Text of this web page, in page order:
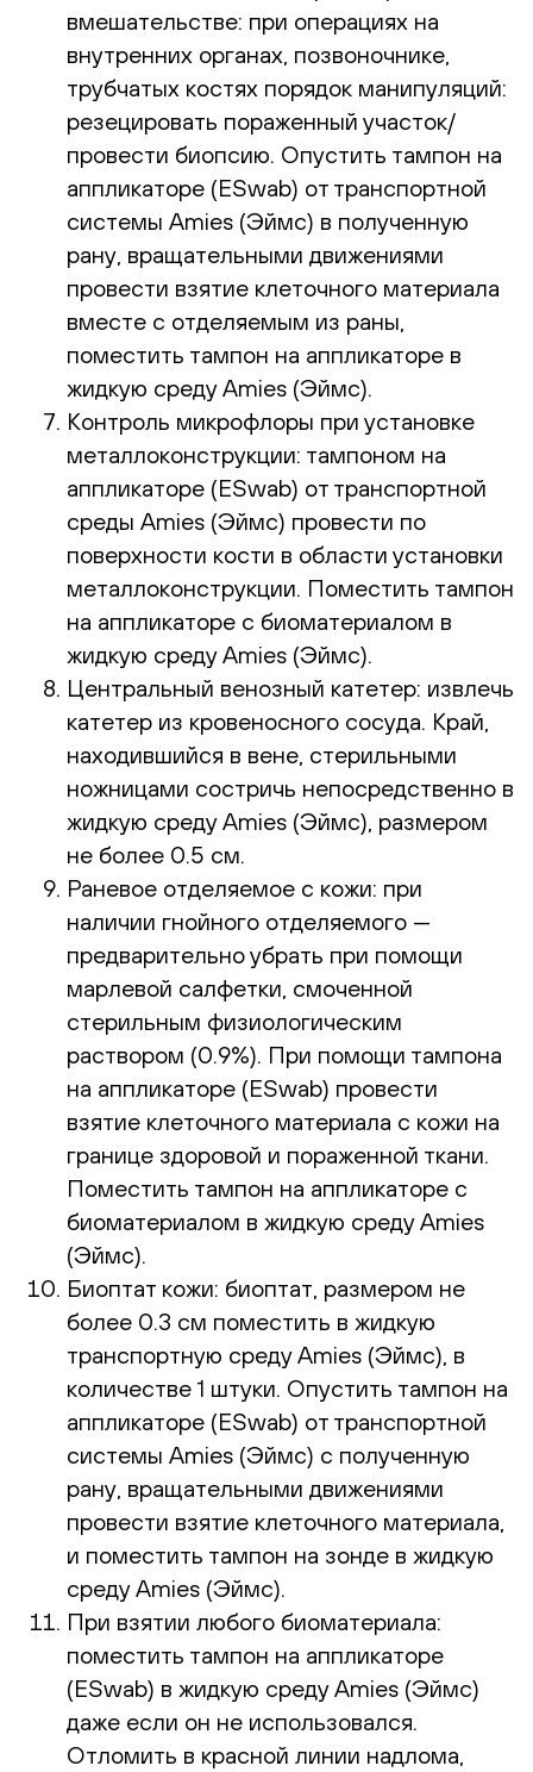
вмешательстве: при операциях на
внутренних органах, позвоночнике,
трубчатых костях порядок манипуляций:
резецировать пораженный участок/
провести биопсию. Опустить тампон на
аппликаторе (ESwab) от транспортной
системы Amies (Эймс) в полученную
рану, вращательными движениями
провести взятие клеточного материала
вместе с отделяемым из раны,
поместить тампон на аппликаторе в
жидкую среду Amies (Эймс).
Контроль микрофлоры при установке
металлоконструкции: тампоном на
аппликаторе (ESwab) от транспортной
среды Amies (Эймс) провести по
поверхности кости в области установки
металлоконструкции. Поместить тампон
на аппликаторе с биоматериалом в
жидкую среду Amies (Эймс).
Центральный венозный катетер: извлечь
катетер из кровеносного сосуда. Край,
находившийся в вене, стерильными
ножницами состричь непосредственно в
жидкую среду Amies (Эймс), размером
не более 0.5 см.
Раневое отделяемое с кожи: при
наличии гнойного отделяемого —
предварительно убрать при помощи
марлевой салфетки, смоченной
стерильным физиологическим
раствором (0.9%). При помощи тампона
на аппликаторе (ESwab) провести
взятие клеточного материала с кожи на
границе здоровой и пораженной ткани.
Поместить тампон на аппликаторе с
биоматериалом в жидкую среду Amies
(Эймс).
Биоптат кожи: биоптат, размером не
более 0.3 см поместить в жидкую
транспортную среду Amies (Эймс), в
количестве 1 штуки. Опустить тампон на
аппликаторе (ESwab) от транспортной
системы Amies (Эймс) с полученную
рану, вращательными движениями
провести взятие клеточного материала,
и поместить тампон на зонде в жидкую
среду Amies (Эймс).
При взятии любого биоматериала:
поместить тампон на аппликаторе
(ESwab) в жидкую среду Amies (Эймс)
даже если он не использовался.
Отломить в красной линии надлома,